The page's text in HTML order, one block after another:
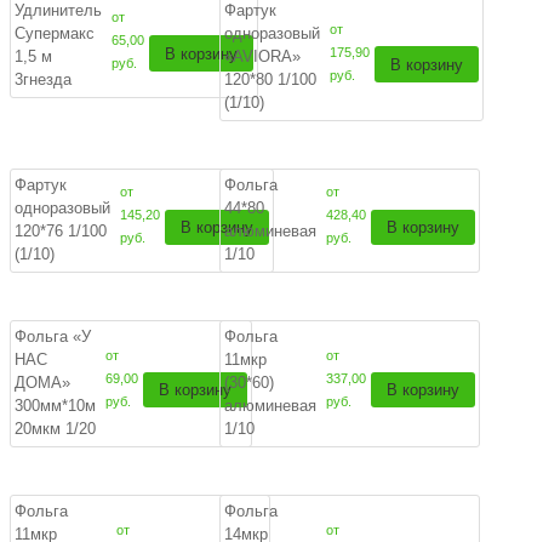
Удлинитель
Супермакс
1,5 м
3гнезда
от
65,00
руб.
В корзину
Фартук
одноразовый
«AVIORA»
120*80 1/100
(1/10)
от
175,90
руб.
В корзину
Фартук
одноразовый
120*76 1/100
(1/10)
от
145,20
руб.
В корзину
Фольга
44*80
алюминевая
1/10
от
428,40
руб.
В корзину
Фольга «У
НАС
ДОМА»
300мм*10м
20мкм 1/20
от
69,00
руб.
В корзину
Фольга
11мкр
(30*60)
алюминевая
1/10
от
337,00
руб.
В корзину
Фольга
11мкр
от
Фольга
14мкр
от